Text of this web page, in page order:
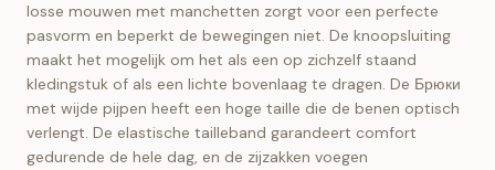
losse mouwen met manchetten zorgt voor een perfecte
pasvorm en beperkt de bewegingen niet. De knoopsluiting
maakt het mogelijk om het als een op zichzelf staand
kledingstuk of als een lichte bovenlaag te dragen. De Брюки
met wijde pijpen heeft een hoge taille die de benen optisch
verlengt. De elastische tailleband garandeert comfort
gedurende de hele dag, en de zijzakken voegen